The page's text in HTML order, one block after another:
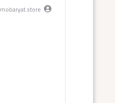
mobaryat.store